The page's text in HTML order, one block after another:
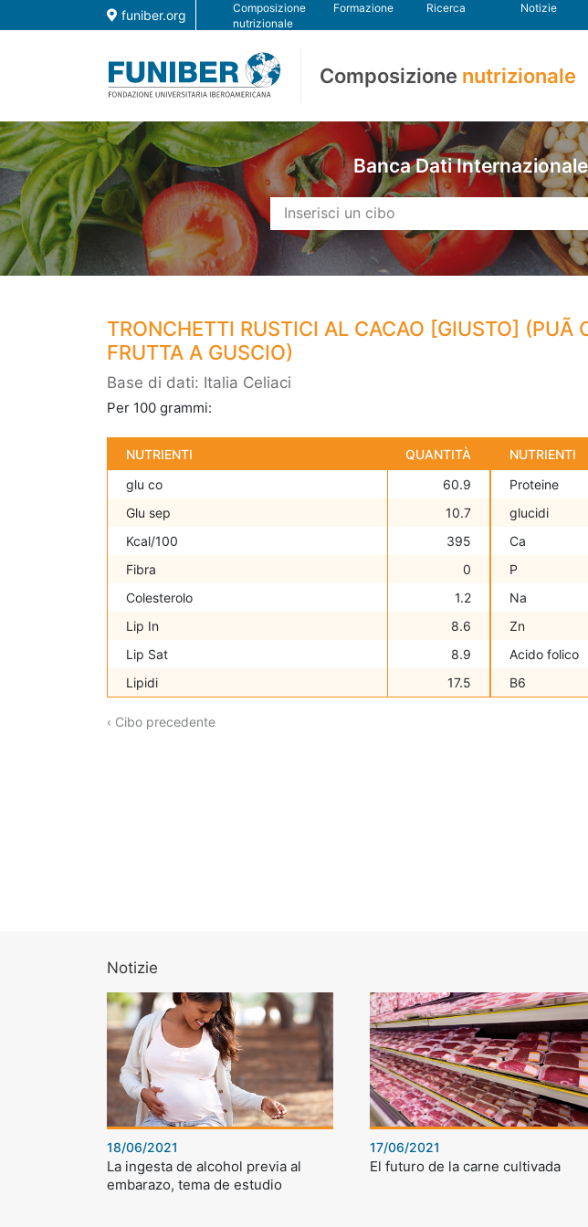
funiber.org
Composizione
nutrizionale
Formazione Ricerca Notizie
Composizione nutrizionale
Banca Dati
TRONCHETTI RUSTICI AL CACAO [GIUSTO] (PUÃ
FRUTTA A GUSCIO)
Base di dati: Italia Celiaci
Per 100 grammi:
NUTRIENTI
QUANTITÀ
glu co
60.9
Glu sep
10.7
Kcal/100
395
Fibra
0
Colesterolo
1.2
Lip In
8.6
Lip Sat
8.9
Lipidi
17.5
NUTRIENTI
Proteine
glucidi
Ca
P
Na
Zn
Acido folico
B6
‹ Cibo precedente
Notizie
18/06/2021
La ingesta de alcohol previa al
embarazo, tema de estudio
17/06/2021
El futuro de la carne cultivada